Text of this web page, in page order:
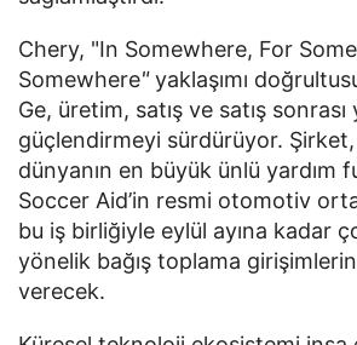
Chery, "In Somewhere, For
Somewhere"yaklaşımı
Ge, üretim, satış ve satış sonrası
güçlendirmeyi sürdürüyor. Şirket,
dünyanın en büyük ünlü yardım
Soccer Aid’in resmi otomotiv
bu iş birliğiyle eylül ayına kadar
yönelik bağış toplama
verecek.